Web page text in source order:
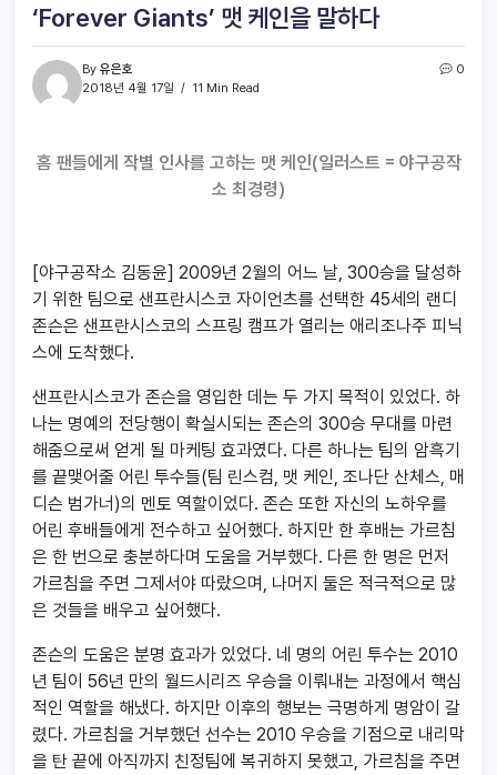
‘Forever Giants’ 맷 케인을 말하다
By 유은호
2018년 4월 17일
11 Min Read
0
홈 팬들에게 작별 인사를 고하는 맷 케인(일러스트 = 야구공작
소 최경령)
[야구공작소 김동윤] 2009년 2월의 어느 날, 300승을 달성하
기 위한 팀으로 샌프란시스코 자이언츠를 선택한 45세의 랜디
존슨은 샌프란시스코의 스프링 캠프가 열리는 애리조나주 피닉
스에 도착했다.
샌프란시스코가 존슨을 영입한 데는 두 가지 목적이 있었다. 하
나는 명예의 전당행이 확실시되는 존슨의 300승 무대를 마련
해줌으로써 얻게 될 마케팅 효과였다. 다른 하나는 팀의 암흑기
를 끝맺어줄 어린 투수들(팀 린스컴, 맷 케인, 조나단 산체스, 매
디슨 범가너)의 멘토 역할이었다. 존슨 또한 자신의 노하우를
어린 후배들에게 전수하고 싶어했다. 하지만 한 후배는 가르침
은 한 번으로 충분하다며 도움을 거부했다. 다른 한 명은 먼저
가르침을 주면 그제서야 따랐으며, 나머지 둘은 적극적으로 많
은 것들을 배우고 싶어했다.
존슨의 도움은 분명 효과가 있었다. 네 명의 어린 투수는 2010
년 팀이 56년 만의 월드시리즈 우승을 이뤄내는 과정에서 핵심
적인 역할을 해냈다. 하지만 이후의 행보는 극명하게 명암이 갈
렸다. 가르침을 거부했던 선수는 2010 우승을 기점으로 내리막
을 탄 끝에 아직까지 친정팀에 복귀하지 못했고, 가르침을 주면